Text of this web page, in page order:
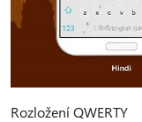
Rozložení QWERTY